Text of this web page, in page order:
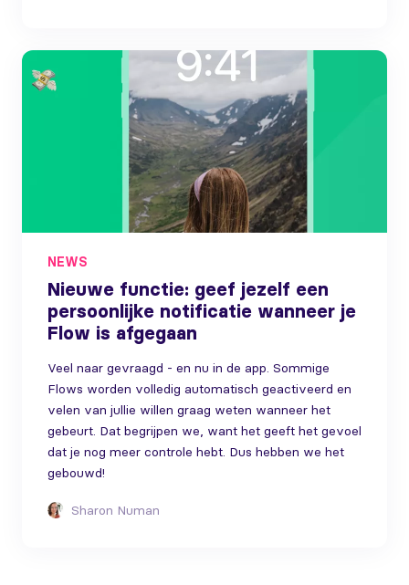
NEWS
Nieuwe functie: geef jezelf een
persoonlijke notificatie wanneer je
Flow is afgegaan
Veel naar gevraagd - en nu in de app. Sommige
Flows worden volledig automatisch geactiveerd en
velen van jullie willen graag weten wanneer het
gebeurt. Dat begrijpen we, want het geeft het gevoel
dat je nog meer controle hebt. Dus hebben we het
gebouwd!
Sharon Numan